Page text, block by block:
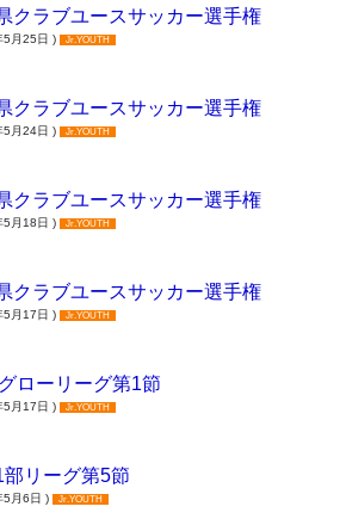
クラブユースサッカー選手権
5月25日 ) Jr.YOUTH
クラブユースサッカー選手権
5月24日 ) Jr.YOUTH
クラブユースサッカー選手権
5月18日 ) Jr.YOUTH
クラブユースサッカー選手権
5月17日 ) Jr.YOUTH
ローリーグ第1節
5月17日 ) Jr.YOUTH
部リーグ第5節
5月6日 ) Jr.YOUTH